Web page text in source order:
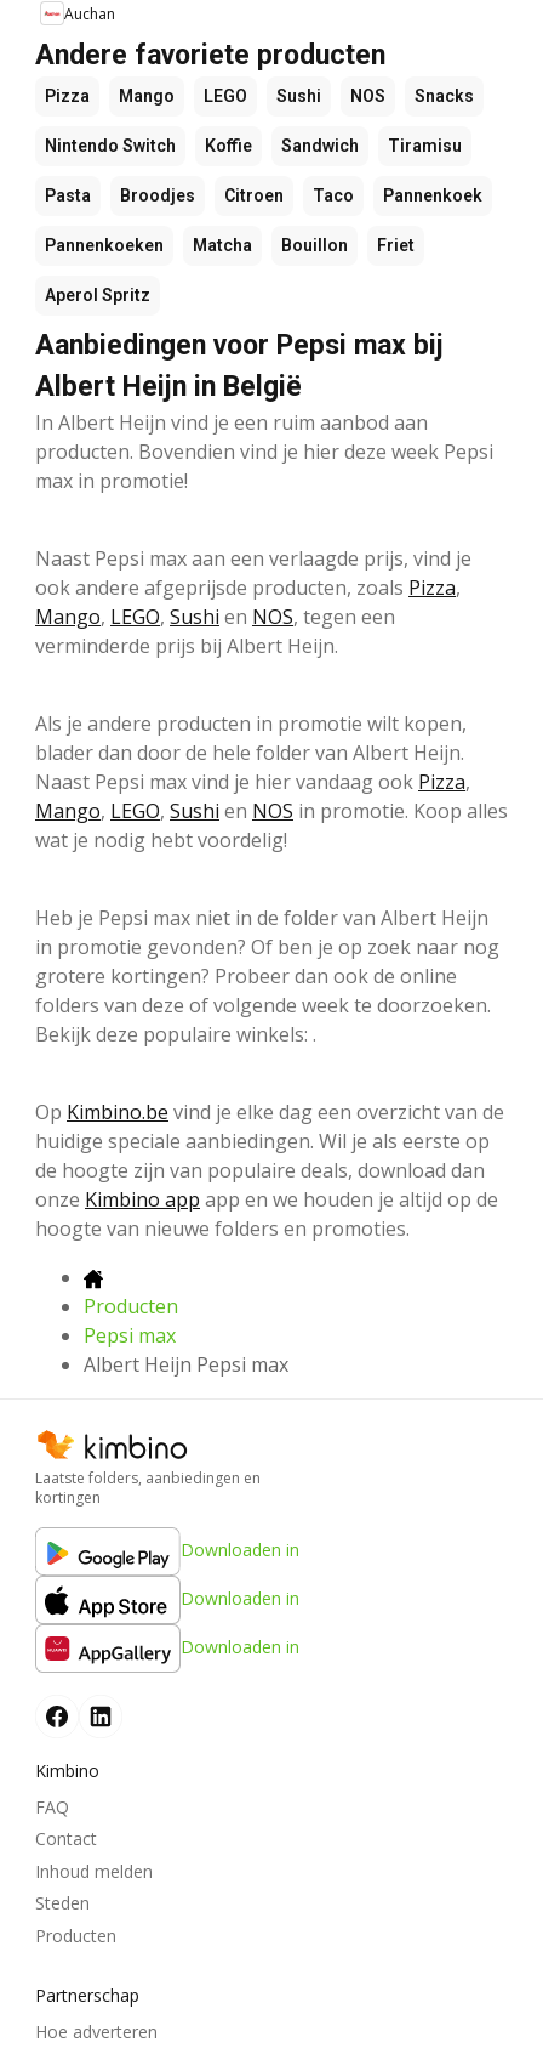
Auchan
Andere favoriete producten
Pizza Mango LEGO Sushi NOS Snacks
Nintendo Switch Koffie Sandwich Tiramisu
Pasta Broodjes Citroen Taco Pannenkoek
Pannenkoeken Matcha Bouillon Friet
Aperol Spritz
Aanbiedingen voor Pepsi max bij
Albert Heijn in België
In Albert Heijn vind je een ruim aanbod aan
producten. Bovendien vind je hier deze week Pepsi
max in promotie!
Naast Pepsi max aan een verlaagde prijs, vind je
ook andere afgeprijsde producten, zoals Pizza,
Mango, LEGO, Sushi en NOS, tegen een
verminderde prijs bij Albert Heijn.
Als je andere producten in promotie wilt kopen,
blader dan door de hele folder van Albert Heijn.
Naast Pepsi max vind je hier vandaag ook Pizza,
Mango, LEGO, Sushi en NOS in promotie. Koop alles
wat je nodig hebt voordelig!
Heb je Pepsi max niet in de folder van Albert Heijn
in promotie gevonden? Of ben je op zoek naar nog
grotere kortingen? Probeer dan ook de online
folders van deze of volgende week te doorzoeken.
Bekijk deze populaire winkels: .
Op Kimbino.be vind je elke dag een overzicht van de
huidige speciale aanbiedingen. Wil je als eerste op
de hoogte zijn van populaire deals, download dan
onze Kimbino app app en we houden je altijd op de
hoogte van nieuwe folders en promoties.
Producten
Pepsi max
Albert Heijn Pepsi max
Laatste folders, aanbiedingen en
kortingen
Downloaden in
Downloaden in
Downloaden in
Kimbino
FAQ
Contact
Inhoud melden
Steden
Producten
Partnerschap
Hoe adverteren